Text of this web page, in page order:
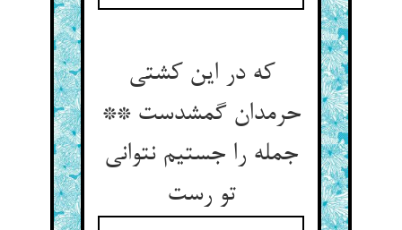
که در این کشتی
حرمدان گمشدست **
جمله را جستیم نتوانی
تو رست‏